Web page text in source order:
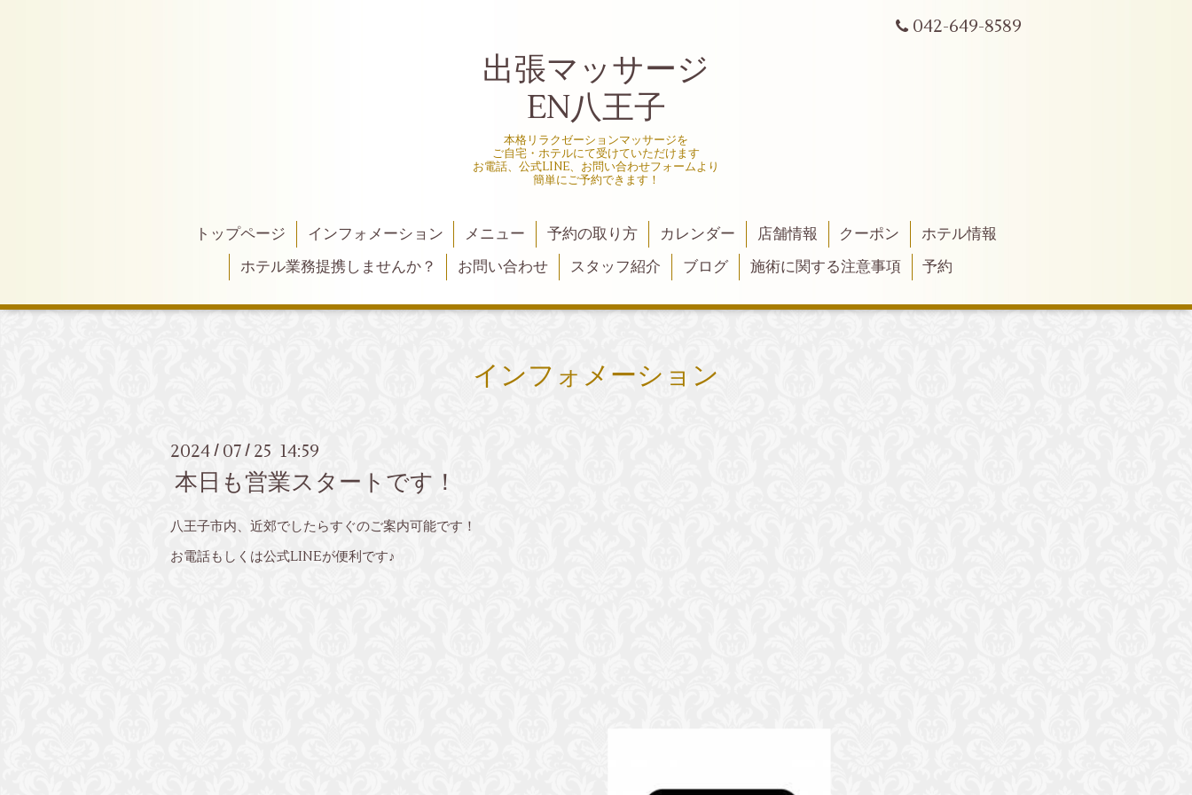
042-649-8589
出張マッサージ
EN八王子
本格リラクゼーションマッサージを
ご自宅・ホテルにて受けていただけます
お電話、公式LINE、お問い合わせフォームより
簡単にご予約できます！
トップページ インフォメーション メニュー 予約の取り方 カレンダー 店舗情報 クーポン
ホテル情報
ホテル業務提携しませんか？
お問い合わせ スタッフ紹介 ブログ 施術に関する注意事項 予約
インフォメーション
2024 / 07 / 25 14:59
本日も営業スタートです！
八王子市内、近郊でしたらすぐのご案内可能です！
お電話もしくは公式LINEが便利です♪